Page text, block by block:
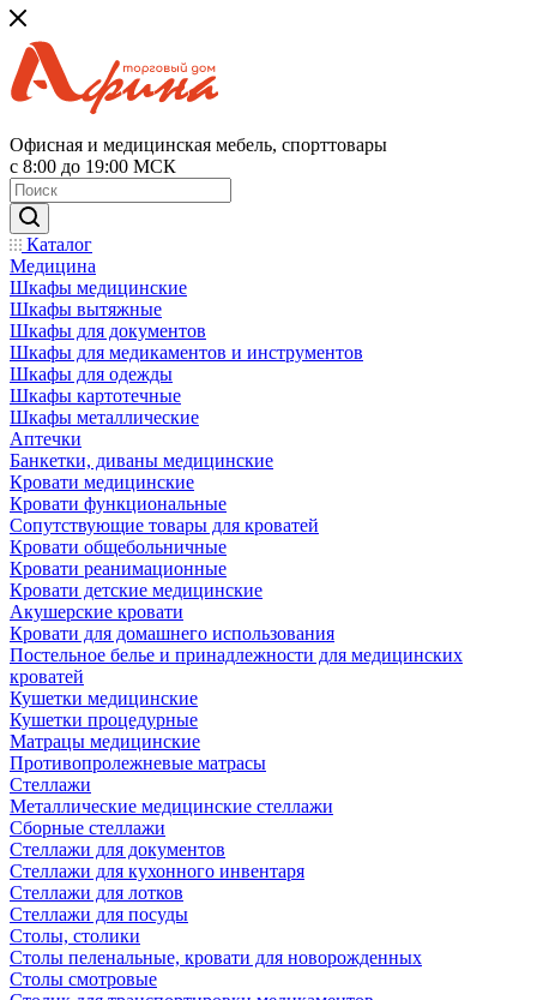
Офисная и медицинская мебель, спорттовары
с 8:00 до 19:00 МСК
Каталог
Медицина
Шкафы медицинские
Шкафы вытяжные
Шкафы для документов
Шкафы для медикаментов и инструментов
Шкафы для одежды
Шкафы картотечные
Шкафы металлические
Аптечки
Банкетки, диваны медицинские
Кровати медицинские
Кровати функциональные
Сопутствующие товары для кроватей
Кровати общебольничные
Кровати реанимационные
Кровати детские медицинские
Акушерские кровати
Кровати для домашнего использования
Постельное белье и принадлежности для медицинских
кроватей
Кушетки медицинские
Кушетки процедурные
Матрацы медицинские
Противопролежневые матрасы
Стеллажи
Металлические медицинские стеллажи
Сборные стеллажи
Стеллажи для документов
Стеллажи для кухонного инвентаря
Стеллажи для лотков
Стеллажи для посуды
Столы, столики
Столы пеленальные, кровати для новорожденных
Столы смотровые